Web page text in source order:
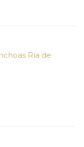
Ría de